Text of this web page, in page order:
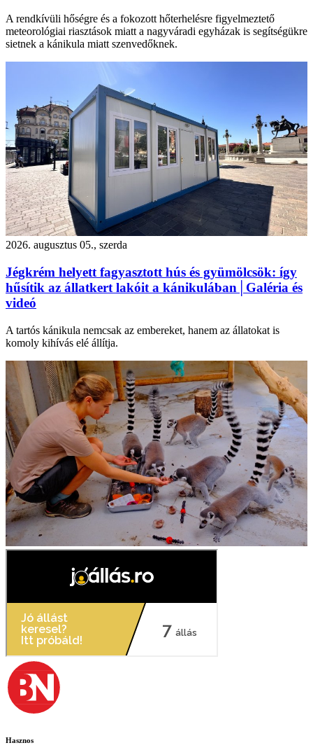
A rendkívüli hőségre és a fokozott hőterhelésre figyelmeztető
meteorológiai riasztások miatt a nagyváradi egyházak is segítségükre
sietnek a kánikula miatt szenvedőknek.
2026. augusztus 05., szerda
Jégkrém helyett fagyasztott hús és gyümölcsök: így
hűsítik az állatkert lakóit a kánikulában│Galéria és
videó
A tartós kánikula nemcsak az embereket, hanem az állatokat is
komoly kihívás elé állítja.
Hasznos